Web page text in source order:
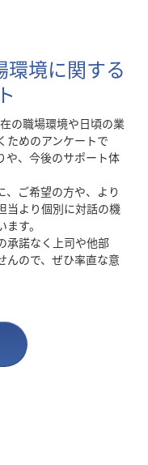
環境に関する
の職場環境や日頃の業
ためのアンケートで
や、今後のサポート体
、ご希望の方や、より
当より個別に対話の機
す。
承諾なく上司や他部
んので、ぜひ率直な意